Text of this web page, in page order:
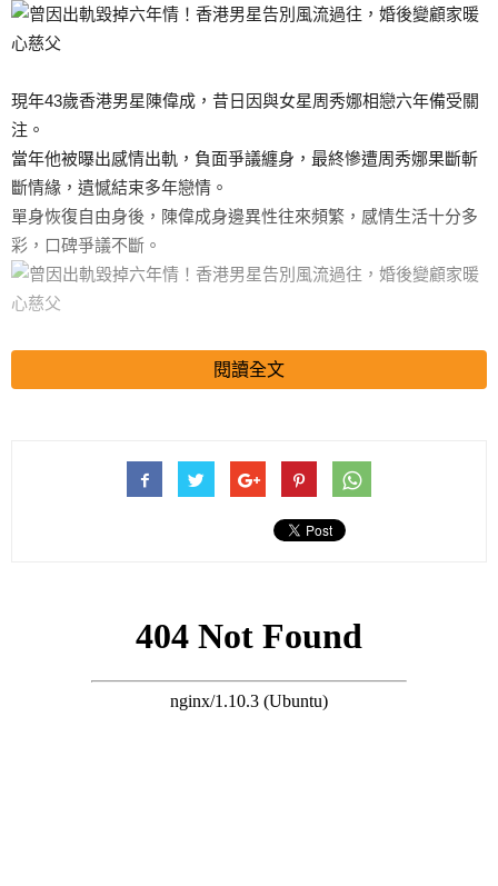
現年43歲香港男星陳偉成，昔日因與女星周秀娜相戀六年備受關
注。
當年他被曝出感情出軌，負面爭議纏身，最終慘遭周秀娜果斷斬
斷情緣，遺憾結束多年戀情。
單身恢復自由身後，陳偉成身邊異性往來頻繁，感情生活十分多
彩，口碑爭議不斷。
直至2019年，他正式迎娶當時24歲的網紅模特黃樂樂，順利步入
婚姻殿堂，隔年二人喜迎兒子陳朗瑜降生，正式升級組建完整家
成家之後，陳偉成性情大變，徹底告別過往風流隨性的生活狀
穩步拓展個人事業版圖，旗下連鎖美髮沙龍、健身會所接連開業
落地，生意經營得有聲有色，事業家庭雙線穩步向好發展。
閱讀全文